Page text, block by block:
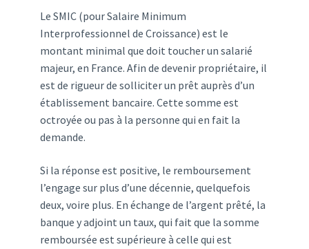
Le SMIC (pour Salaire Minimum
Interprofessionnel de Croissance) est le
montant minimal que doit toucher un salarié
majeur, en France. Afin de devenir propriétaire, il
est de rigueur de solliciter un prêt auprès d’un
établissement bancaire. Cette somme est
octroyée ou pas à la personne qui en fait la
demande.
Si la réponse est positive, le remboursement
l’engage sur plus d’une décennie, quelquefois
deux, voire plus. En échange de l’argent prêté, la
banque y adjoint un taux, qui fait que la somme
remboursée est supérieure à celle qui est